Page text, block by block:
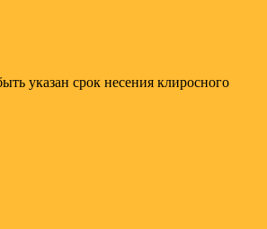
указан срок несения клиросного